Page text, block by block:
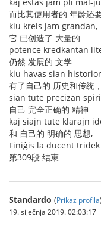
而比其使用者的 年龄还
kiu kreis jam grandan,
它 已创造了 大量的
potence kredkantan
仍然 发展的 文学
kiu havas sian
有了自己的 历史和传统，
sian tute precizan
自己 完全正确的 精神
kaj siajn tute klarajn
和 自己的 明确的 思想,
Finiĝis la ducent
第309段 结束
Standardo (Prikaz profila)
19. siječnja 2019. 02:03:17